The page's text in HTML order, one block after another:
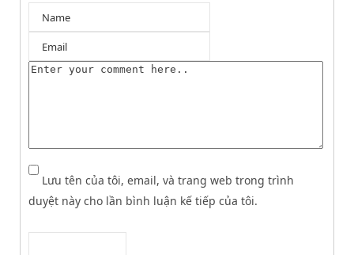
Lưu tên của tôi, email, và trang web trong trình
duyệt này cho lần bình luận kế tiếp của tôi.